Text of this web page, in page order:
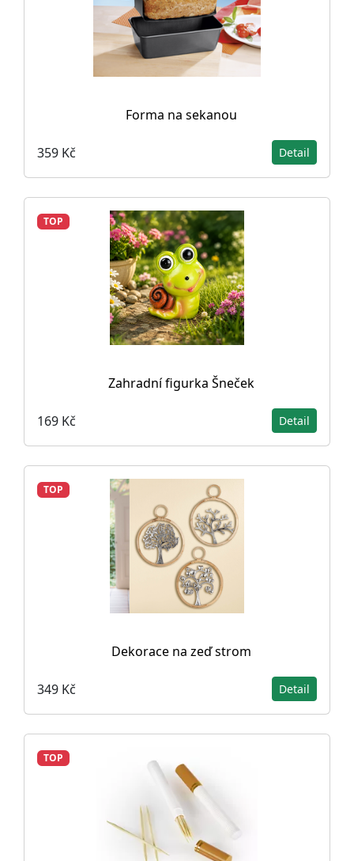
Forma na sekanou
359 Kč Detail
TOP
Zahradní figurka Šneček
169 Kč Detail
TOP
Dekorace na zeď strom
349 Kč Detail
TOP